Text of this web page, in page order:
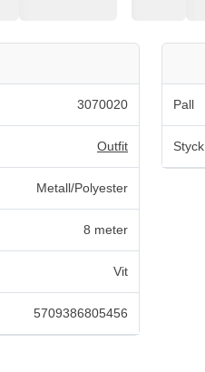
3070020
Outfit
Metall/Polyester
8 meter
Vit
5709386805456
Pall
Styck